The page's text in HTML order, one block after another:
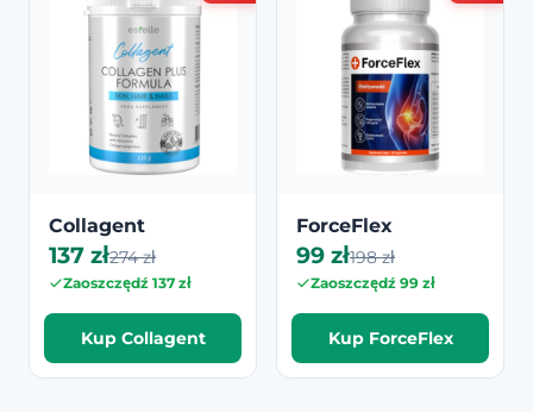
Collagent
137 zł274 zł
Zaoszczędź 137 zł
Kup Collagent
ForceFlex
99 zł198 zł
Zaoszczędź 99 zł
Kup ForceFlex